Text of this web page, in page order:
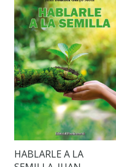
HABLARLE A LA